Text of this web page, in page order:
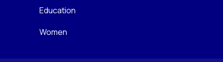
Education
Women